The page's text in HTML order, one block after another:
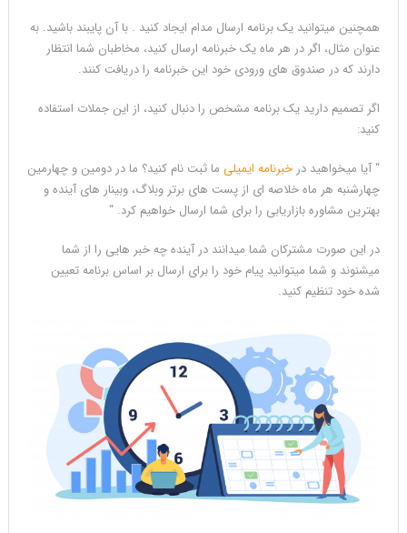
همچنین میتوانید یک برنامه ارسال مدام ایجاد کنید . با آن پایبند باشید. به
عنوان مثال، اگر در هر ماه یک خبرنامه ارسال کنید، مخاطبان شما انتظار
دارند که در صندوق های ورودی خود این خبرنامه را دریافت کنند.
اگر تصمیم دارید یک برنامه مشخص را دنبال کنید، از این جملات استفاده
کنید:
“ آیا میخواهید در خبرنامه ایمیلیما ثبت نام کنید؟ ما در دومین و چهارمین
چهارشنبه هر ماه خلاصه ای از پست های برتر وبلاگ، وبینار های آینده و
بهترین مشاوره بازاریابی را برای شما ارسال خواهیم کرد. “
در این صورت مشترکان شما میدانند در آینده چه خبر هایی را از شما
میشنوند و شما میتوانید پیام خود را برای ارسال بر اساس برنامه تعیین
شده خود تنظیم کنید.